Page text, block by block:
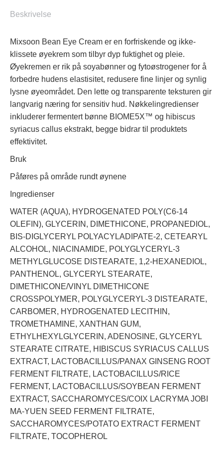
Beskrivelse
Mixsoon Bean Eye Cream er en forfriskende og ikke-
klissete øyekrem som tilbyr dyp fuktighet og pleie.
Øyekremen er rik på soyabønner og fytoøstrogener for å
forbedre hudens elastisitet, redusere fine linjer og synlig
lysne øyeområdet. Den lette og transparente teksturen gir
langvarig næring for sensitiv hud. Nøkkelingredienser
inkluderer fermentert bønne BIOME5X™ og hibiscus
syriacus callus ekstrakt, begge bidrar til produktets
effektivitet.
Bruk
Påføres på område rundt øynene
Ingredienser
WATER (AQUA), HYDROGENATED POLY(C6-14
OLEFIN), GLYCERIN, DIMETHICONE, PROPANEDIOL,
BIS-DIGLYCERYL POLYACYLADIPATE-2, CETEARYL
ALCOHOL, NIACINAMIDE, POLYGLYCERYL-3
METHYLGLUCOSE DISTEARATE, 1,2-HEXANEDIOL,
PANTHENOL, GLYCERYL STEARATE,
DIMETHICONE/VINYL DIMETHICONE
CROSSPOLYMER, POLYGLYCERYL-3 DISTEARATE,
CARBOMER, HYDROGENATED LECITHIN,
TROMETHAMINE, XANTHAN GUM,
ETHYLHEXYLGLYCERIN, ADENOSINE, GLYCERYL
STEARATE CITRATE, HIBISCUS SYRIACUS CALLUS
EXTRACT, LACTOBACILLUS/PANAX GINSENG ROOT
FERMENT FILTRATE, LACTOBACILLUS/RICE
FERMENT, LACTOBACILLUS/SOYBEAN FERMENT
EXTRACT, SACCHAROMYCES/COIX LACRYMA JOBI
MA-YUEN SEED FERMENT FILTRATE,
SACCHAROMYCES/POTATO EXTRACT FERMENT
FILTRATE, TOCOPHEROL